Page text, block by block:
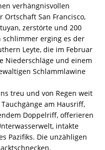
verhängnisvollen
San Francisco,
zerstörte und 200
schlimmer erging es der
Leyte, die im Februar
Niederschläge und einem
Schlammlawine
treu und von Regen weit
am Hausriff,
Doppelriff, offerieren
intakte
Pazifiks. Die unzähligen